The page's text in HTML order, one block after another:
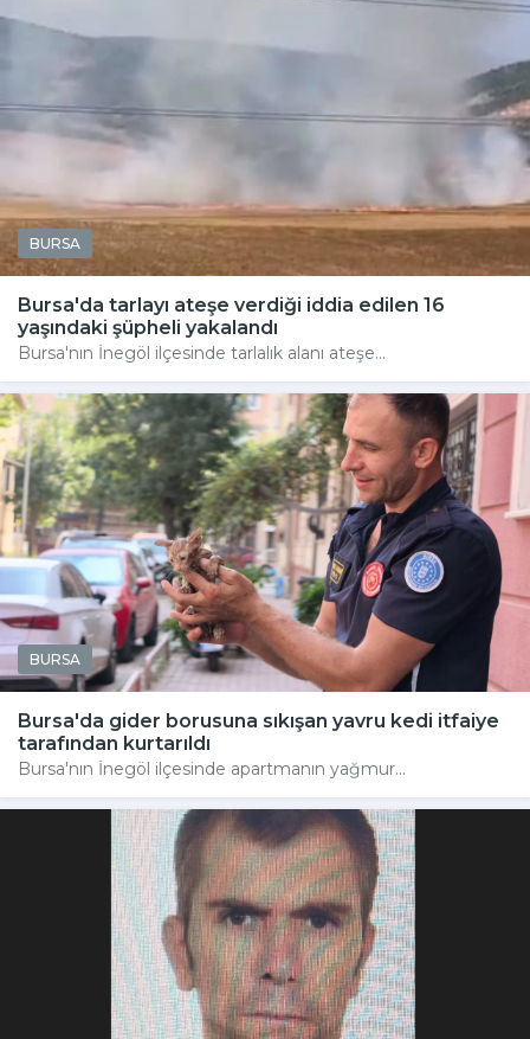
BURSA
Bursa'da tarlayı ateşe verdiği iddia edilen 16
yaşındaki şüpheli yakalandı
Bursa'nın İnegöl ilçesinde tarlalık alanı ateşe...
BURSA
Bursa'da gider borusuna sıkışan yavru kedi itfaiye
tarafından kurtarıldı
Bursa'nın İnegöl ilçesinde apartmanın yağmur...